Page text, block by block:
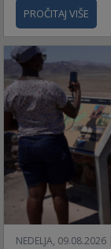
PROČITAJ VIŠE
NEDELJA,